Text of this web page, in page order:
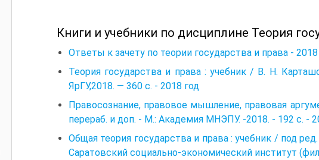
Книги и учебники по дисциплине Теория
Ответы к зачету по теории государства и права - 2018
Теория государства и права : учебник / В. Н.
ЯрГУ,2018. — 360 с. - 2018 год
Правосознание, правовое мышление, правовая
перераб. и доп. - М.: Академия МНЭПУ. -2018. - 192 с. -
Общая теория государства и права : учебник / под
Саратовский соци­ально-экономический институт